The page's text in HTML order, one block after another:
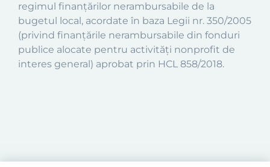
regimul finanțărilor nerambursabile de la
bugetul local, acordate în baza Legii nr. 350/2005
(privind finanțările nerambursabile din fonduri
publice alocate pentru activități nonprofit de
interes general) aprobat prin HCL 858/2018.